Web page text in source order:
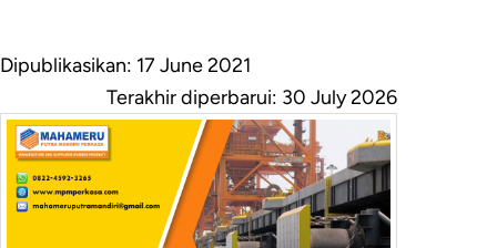
Dipublikasikan: 17 June 2021
Terakhir diperbarui: 30 July 2026